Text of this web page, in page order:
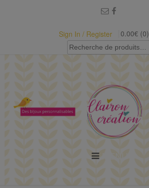
Sign In / Register
0.00€ (0)
Recherche
pour :